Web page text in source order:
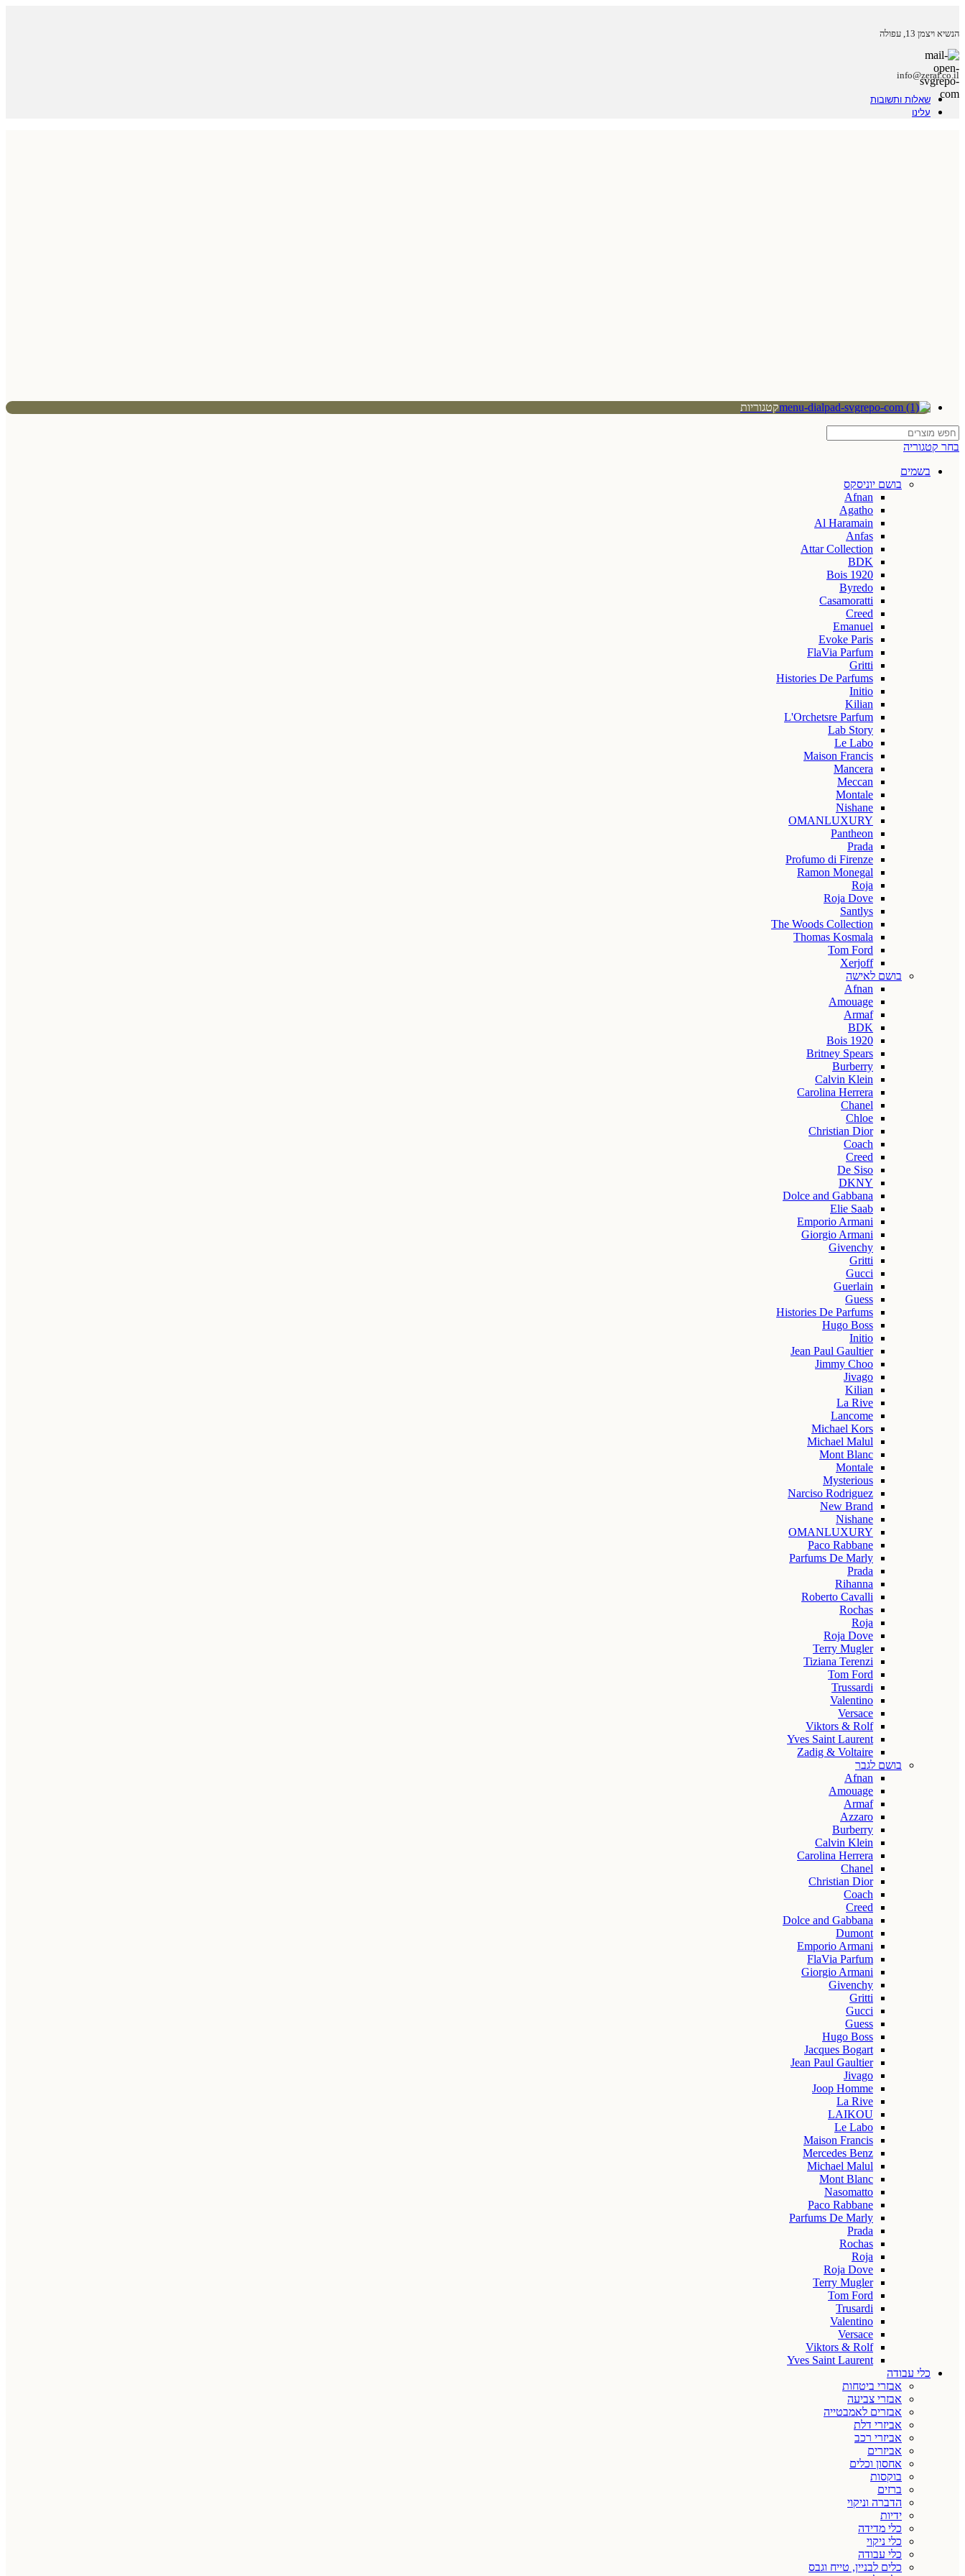
הנשיא ויצמן 13, עפולה
info@zeraf.co.il
שאלות ותשובות
עלינו
קטגוריות
בחר קטגוריה
בשמים
בושם יוניסקס
Afnan
Agatho
Al Haramain
Anfas
Attar Collection
BDK
Bois 1920
Byredo
Casamoratti
Creed
Emanuel
Evoke Paris
FlaVia Parfum
Gritti
Histories De Parfums
Initio
Kilian
L'Orchetsre Parfum
Lab Story
Le Labo
Maison Francis
Mancera
Meccan
Montale
Nishane
OMANLUXURY
Pantheon
Prada
Profumo di Firenze
Ramon Monegal
Roja
Roja Dove
Santlys
The Woods Collection
Thomas Kosmala
Tom Ford
Xerjoff
בושם לאישה
Afnan
Amouage
Armaf
BDK
Bois 1920
Britney Spears
Burberry
Calvin Klein
Carolina Herrera
Chanel
Chloe
Christian Dior
Coach
Creed
De Siso
DKNY
Dolce and Gabbana
Elie Saab
Emporio Armani
Giorgio Armani
Givenchy
Gritti
Gucci
Guerlain
Guess
Histories De Parfums
Hugo Boss
Initio
Jean Paul Gaultier
Jimmy Choo
Jivago
Kilian
La Rive
Lancome
Michael Kors
Michael Malul
Mont Blanc
Montale
Mysterious
Narciso Rodriguez
New Brand
Nishane
OMANLUXURY
Paco Rabbane
Parfums De Marly
Prada
Rihanna
Roberto Cavalli
Rochas
Roja
Roja Dove
Terry Mugler
Tiziana Terenzi
Tom Ford
Trussardi
Valentino
Versace
Viktors & Rolf
Yves Saint Laurent
Zadig & Voltaire
בושם לגבר
Afnan
Amouage
Armaf
Azzaro
Burberry
Calvin Klein
Carolina Herrera
Chanel
Christian Dior
Coach
Creed
Dolce and Gabbana
Dumont
Emporio Armani
FlaVia Parfum
Giorgio Armani
Givenchy
Gritti
Gucci
Guess
Hugo Boss
Jacques Bogart
Jean Paul Gaultier
Jivago
Joop Homme
La Rive
LAIKOU
Le Labo
Maison Francis
Mercedes Benz
Michael Malul
Mont Blanc
Nasomatto
Paco Rabbane
Parfums De Marly
Prada
Rochas
Roja
Roja Dove
Terry Mugler
Tom Ford
Trusardi
Valentino
Versace
Viktors & Rolf
Yves Saint Laurent
כלי עבודה
אבזרי ביטחות
אבזרי צביעה
אבזרים לאמבטייה
אביזרי דלת
אביזרי רכב
אביזרים
אחסון וכלים
בוקסות
ברזים
הדברה וניקוי
ידיות
כלי מדידה
כלי ניקוי
כלי עבודה
כלים לבניין, טייח וגבס